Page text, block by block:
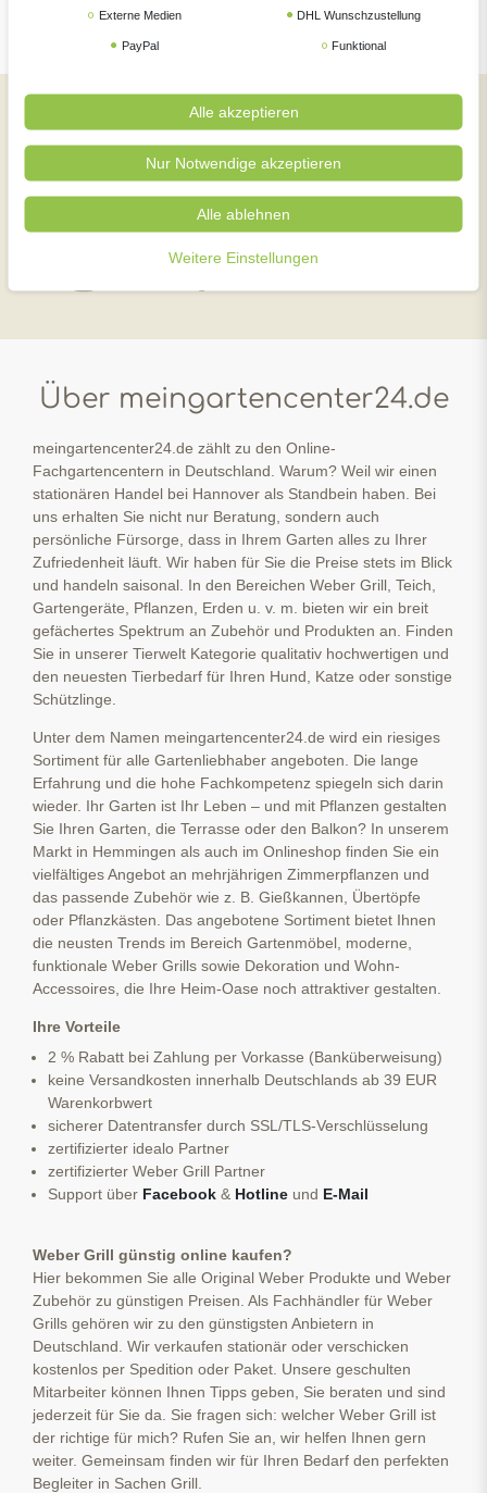
Social Media
Jetzt Tipps und Infos für Ihren Garten in wenigen
Über meingartencenter24.de
meingartencenter24.de zählt zu den Online-
Fachgartencentern in Deutschland. Warum? Weil wir einen
stationären Handel bei Hannover als Standbein haben. Bei
uns erhalten Sie nicht nur Beratung, sondern auch
persönliche Fürsorge, dass in Ihrem Garten alles zu Ihrer
Zufriedenheit läuft. Wir haben für Sie die Preise stets im Blick
und handeln saisonal. In den Bereichen Weber Grill, Teich,
Gartengeräte, Pflanzen, Erden u. v. m. bieten wir ein breit
gefächertes Spektrum an Zubehör und Produkten an. Finden
Sie in unserer Tierwelt Kategorie qualitativ hochwertigen und
den neuesten Tierbedarf für Ihren Hund, Katze oder sonstige
Schützlinge.
Unter dem Namen meingartencenter24.de wird ein riesiges
Sortiment für alle Gartenliebhaber angeboten. Die lange
Erfahrung und die hohe Fachkompetenz spiegeln sich darin
wieder. Ihr Garten ist Ihr Leben – und mit Pflanzen gestalten
Sie Ihren Garten, die Terrasse oder den Balkon? In unserem
Markt in Hemmingen als auch im Onlineshop finden Sie ein
vielfältiges Angebot an mehrjährigen Zimmerpflanzen und
das passende Zubehör wie z. B. Gießkannen, Übertöpfe
oder Pflanzkästen. Das angebotene Sortiment bietet Ihnen
die neusten Trends im Bereich Gartenmöbel, moderne,
funktionale Weber Grills sowie Dekoration und Wohn-
Accessoires, die Ihre Heim-Oase noch attraktiver gestalten.
Ihre Vorteile
2 % Rabatt bei Zahlung per Vorkasse (Banküberweisung)
keine Versandkosten innerhalb Deutschlands ab 39 EUR
Warenkorbwert
sicherer Datentransfer durch SSL/TLS-Verschlüsselung
zertifizierter idealo Partner
zertifizierter Weber Grill Partner
Support über Facebook & Hotline und E-Mail
Weber Grill günstig online kaufen?
Hier bekommen Sie alle Original Weber Produkte und Weber
Zubehör zu günstigen Preisen. Als Fachhändler für Weber
Grills gehören wir zu den günstigsten Anbietern in
Deutschland. Wir verkaufen stationär oder verschicken
kostenlos per Spedition oder Paket. Unsere geschulten
Mitarbeiter können Ihnen Tipps geben, Sie beraten und sind
jederzeit für Sie da. Sie fragen sich: welcher Weber Grill ist
der richtige für mich? Rufen Sie an, wir helfen Ihnen gern
weiter. Gemeinsam finden wir für Ihren Bedarf den perfekten
Begleiter in Sachen Grill.
Externe Medien DHL Wunschzustellung
PayPal Funktional
Alle akzeptieren
Nur Notwendige akzeptieren
Alle ablehnen
Weitere Einstellungen